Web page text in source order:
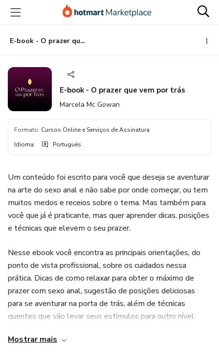
para
conteúdo
principal
para
pagamento
para
rodapé
E-book - O prazer que vem por trás
E-book - O prazer que vem por trás
Marcela Mc Gowan
Formato: Cursos Online e Serviços de Assinatura
Idioma: Português
Um conteúdo foi escrito para você que deseja se aventurar
na arte do sexo anal e não sabe por onde começar, ou tem
muitos medos e receios sobre o tema. Mas também para
você que já é praticante, mas quer aprender dicas, posições
e técnicas que elevem o seu prazer.
Nesse ebook você encontra as principais orientações, do
ponto de vista profissional, sobre os cuidados nessa
prática. Dicas de como relaxar para obter o máximo de
prazer com sexo anal, sugestão de posições deliciosas
para se aventurar na porta de trás, além de técnicas
quentes que vão levar seus estímulos para outro nível.
Mostrar mais